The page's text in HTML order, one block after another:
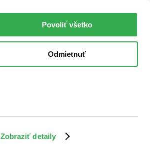
Zobraziť detaily
Povoliť všetko
Odmietnuť